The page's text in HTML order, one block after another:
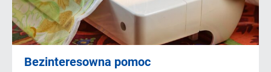
Bezinteresowna pomoc